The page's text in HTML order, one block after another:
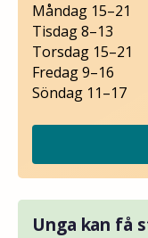
Måndag 15–21
Tisdag 8–13
Torsdag 15–21
Fredag 9–16
Söndag 11–17
Unga kan få